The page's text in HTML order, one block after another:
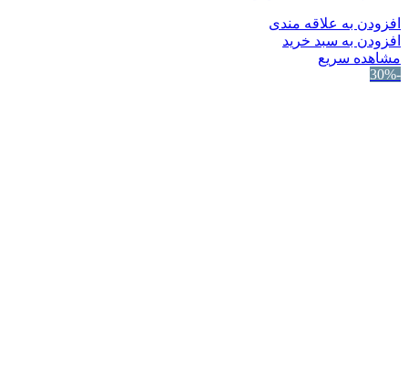
افزودن به علاقه مندی
افزودن به سبد خرید
مشاهده سریع
-30%